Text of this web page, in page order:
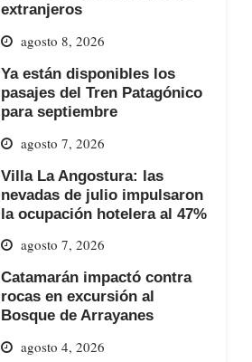
extranjeros
agosto 8, 2026
Ya están disponibles los
pasajes del Tren Patagónico
para septiembre
agosto 7, 2026
Villa La Angostura: las
nevadas de julio impulsaron
la ocupación hotelera al 47%
agosto 7, 2026
Catamarán impactó contra
rocas en excursión al
Bosque de Arrayanes
agosto 4, 2026